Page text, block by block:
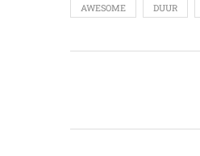
AWESOME DUUR